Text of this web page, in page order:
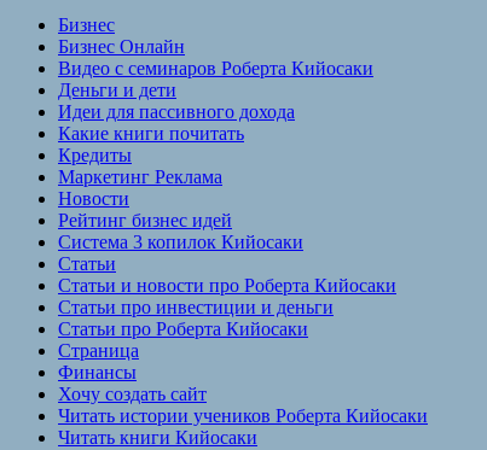
Бизнес
Бизнес Онлайн
Видео с семинаров Роберта Кийосаки
Деньги и дети
Идеи для пассивного дохода
Какие книги почитать
Кредиты
Маркетинг Реклама
Новости
Рейтинг бизнес идей
Система 3 копилок Кийосаки
Статьи
Статьи и новости про Роберта Кийосаки
Статьи про инвестиции и деньги
Статьи про Роберта Кийосаки
Страница
Финансы
Хочу создать сайт
Читать истории учеников Роберта Кийосаки
Читать книги Кийосаки